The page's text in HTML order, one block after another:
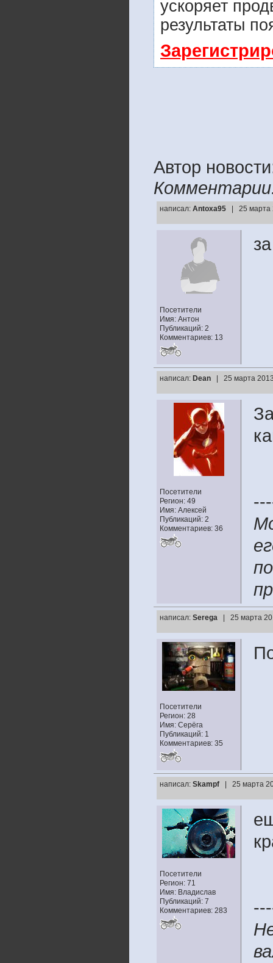
ускоряет
результаты
Автор
написал: Antoxa95 | 25
Посетители
Имя: Антон
Публикаций: 2
Комментариев: 13
написал: Dean | 25 марта
Посетители
Регион: 49
Имя: Алексей
Публикаций: 2
Комментариев: 36
написал: Seregа | 25 марта
Посетители
Регион: 28
Имя: Серёга
Публикаций: 1
Комментариев: 35
написал: Skampf | 25 марта
Посетители
Регион: 71
Имя: Владислав
Публикаций: 7
Комментариев: 283